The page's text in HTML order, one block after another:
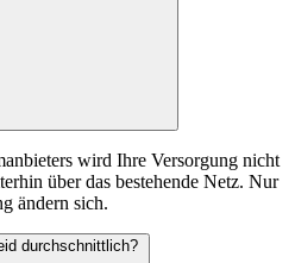
wird Ihre Versorgung nicht
über das bestehende Netz. Nur
ändern sich.
durchschnittlich?